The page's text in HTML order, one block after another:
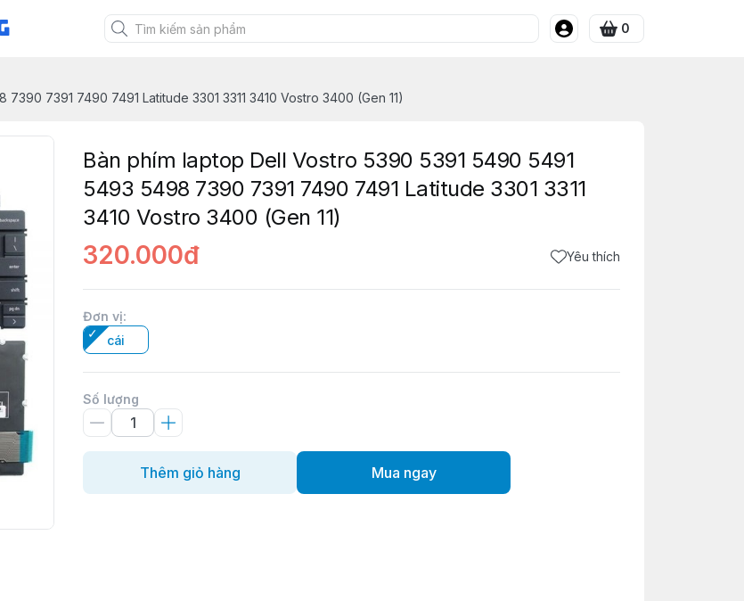
0
7391 7490 7491 Latitude 3301 3311 3410 Vostro 3400 (Gen 11)
Bàn phím laptop Dell Vostro 5390 5391 5490 5491
5493 5498 7390 7391 7490 7491 Latitude 3301 3311
3410 Vostro 3400 (Gen 11)
320.000đ Yêu thích
Đơn vị:
cái
Số lượng
Thêm giỏ hàng Mua ngay